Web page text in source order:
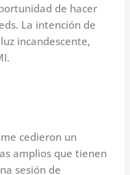
de hacer
La intención de
incandescente,
me cedieron un
amplios que tienen
sesión de